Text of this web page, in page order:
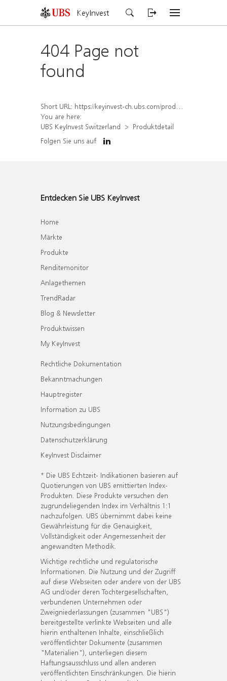
KeyInvest
404 Page not
found
Short URL: https://keyinvest-ch.ubs.com/produkt/detail/index/isin/CH1575353961
You are here:
UBS KeyInvest Switzerland
Produktdetail
Folgen Sie uns auf
Entdecken Sie UBS KeyInvest
Home
Märkte
Produkte
Renditemonitor
Anlagethemen
TrendRadar
Blog & Newsletter
Produktwissen
My KeyInvest
Rechtliche Dokumentation
Bekanntmachungen
Hauptregister
Information zu UBS
Nutzungsbedingungen
Datenschutzerklärung
KeyInvest Disclaimer
* Die UBS Echtzeit- Indikationen basieren auf
Quotierungen von UBS emittierten Index-
Produkten. Diese Produkte versuchen den
zugrundeliegenden Index im Verhältnis 1:1
nachzufolgen. UBS übernimmt dabei keine
Gewährleistung für die Genauigkeit,
Vollständigkeit oder Angemessenheit der
angewandten Methodik.
Wichtige rechtliche und regulatorische
Informationen. Die Nutzung und der Zugriff
auf diese Webseiten oder andere von der UBS
AG und/oder deren Tochtergesellschaften,
verbundenen Unternehmen oder
Zweigniederlassungen (zusammen "UBS")
bereitgestellte verlinkte Webseiten und alle
hierin enthaltenen Inhalte, einschließlich
veröffentlichter Dokumente (zusammen
"Materialien"), unterliegen diesem
Haftungsausschluss und allen anderen
veröffentlichten Einschränkungen. Die hierin